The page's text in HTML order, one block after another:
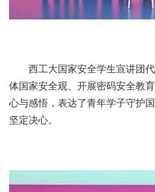
西工大国家安全学生宣讲团
体国家安全观、开展密码安全教
心与感悟，表达了青年学子守护
坚定决心。